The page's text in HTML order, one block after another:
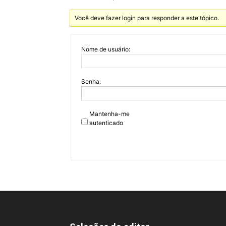
Você deve fazer login para responder a este tópico.
Nome de usuário:
Senha:
Mantenha-me
autenticado